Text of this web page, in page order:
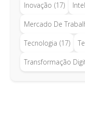
Inovação (17)
Mercado De
Tecnologia (17)
Transformação